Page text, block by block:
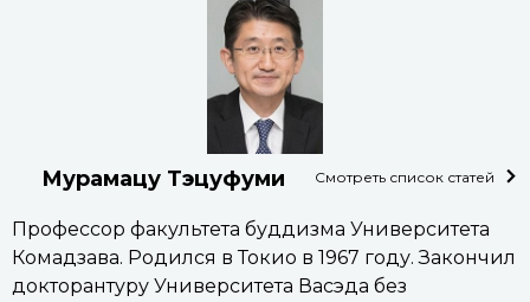
Мурамацу Тэцуфуми Смотреть список статей
Профессор факультета буддизма Университета
Комадзава. Родился в Токио в 1967 году. Закончил
докторантуру Университета Васэда без